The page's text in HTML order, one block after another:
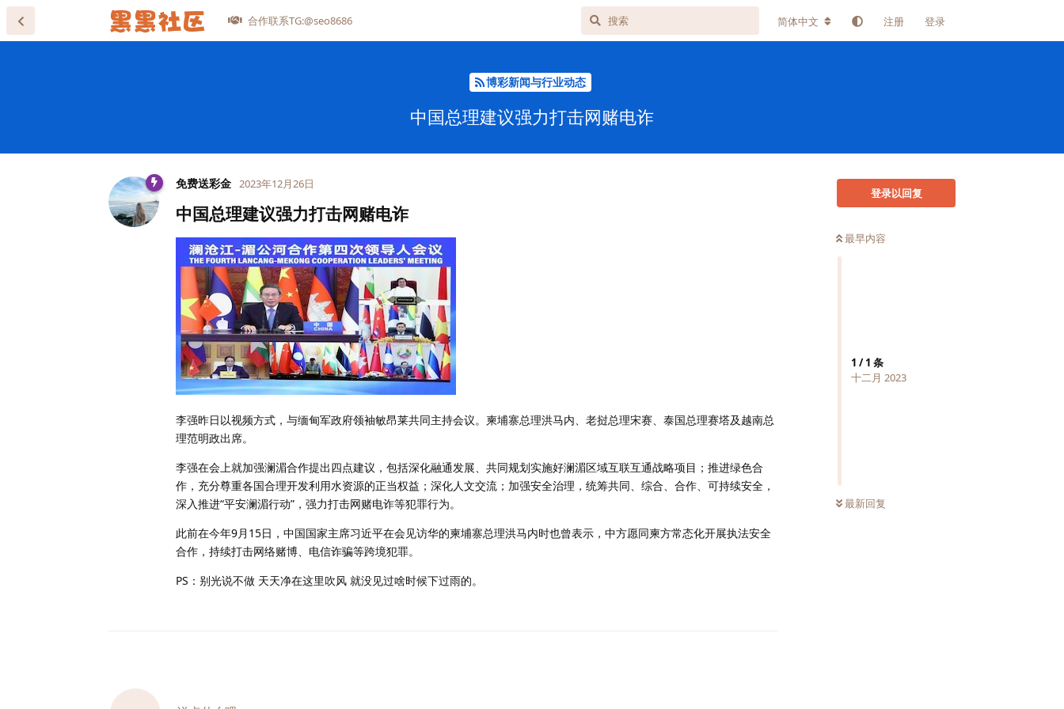
合作联系TG:@seo8686 简体中文 注册 登录
博彩新闻与行业动态
中国总理建议强力打击网赌电诈
登录以回复
最早内容
1 /1 条
十二月 2023
最新回复
免费送彩金 2023年12月26日
中国总理建议强力打击网赌电诈
李强昨日以视频方式，与缅甸军政府领袖敏昂莱共同主持会议。柬埔寨总理洪马内、老挝总理宋赛、泰国总理赛塔及越南总
理范明政出席。
李强在会上就加强澜湄合作提出四点建议，包括深化融通发展、共同规划实施好澜湄区域互联互通战略项目；推进绿色合
作，充分尊重各国合理开发利用水资源的正当权益；深化人文交流；加强安全治理，统筹共同、综合、合作、可持续安全，
深入推进“平安澜湄行动”，强力打击网赌电诈等犯罪行为。
此前在今年9月15日，中国国家主席习近平在会见访华的柬埔寨总理洪马内时也曾表示，中方愿同柬方常态化开展执法安全
合作，持续打击网络赌博、电信诈骗等跨境犯罪。
PS：别光说不做 天天净在这里吹风 就没见过啥时候下过雨的。